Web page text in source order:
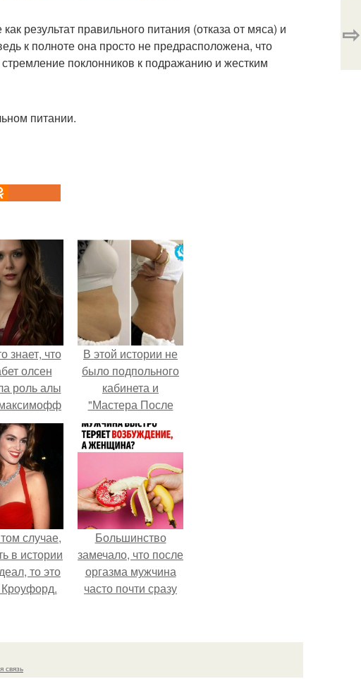
результат правильного питания (отказа от мяса) и
к полноте она просто не предрасположена, что
поклонников к подражанию и жестким
питании.
⇨
знает, что
олсен
роль алы
В этой истории не
было подпольного
кабинета и
"Мастера После
Двухнедельных
Курсов".
случае,
в истории
то это
Большинство
замечало, что после
оргазма мужчина
часто почти сразу
как женщина может
связь